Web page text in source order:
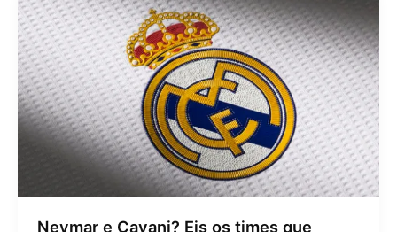
Neymar e Cavani? Eis os times que